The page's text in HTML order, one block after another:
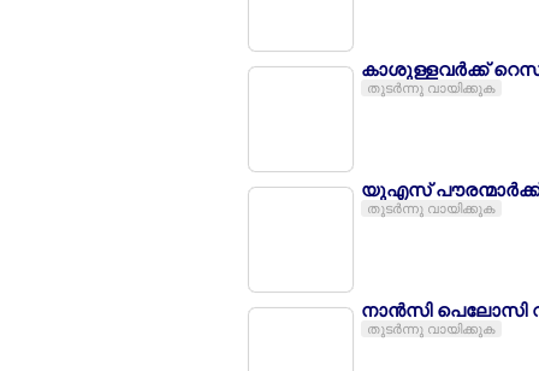
കാശുള്ളവര്‍ക്ക്
തുടര്‍ന്നു വായിക്കുക
യുഎസ്
തുടര്‍ന്നു വായിക്കുക
നാന്‍സി പെലോസി
തുടര്‍ന്നു വായിക്കുക